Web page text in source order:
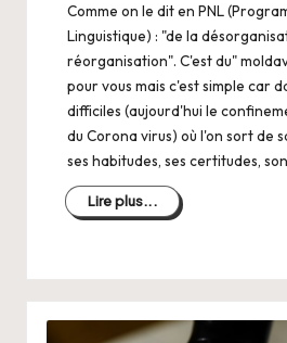
Comme on le dit en PNL
Linguistique) : "de la
réorganisation". C'est du"
pour vous mais c'est simple car
difficiles (aujourd'hui le
du Corona virus) où l'on sort de
ses habitudes, ses certitudes,
Lire plus...